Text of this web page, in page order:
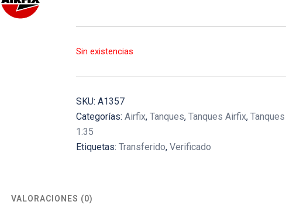
Sin existencias
SKU: A1357
Categorías: Airfix, Tanques, Tanques Airfix,
1:35
Etiquetas: Transferido, Verificado
VALORACIONES (0)